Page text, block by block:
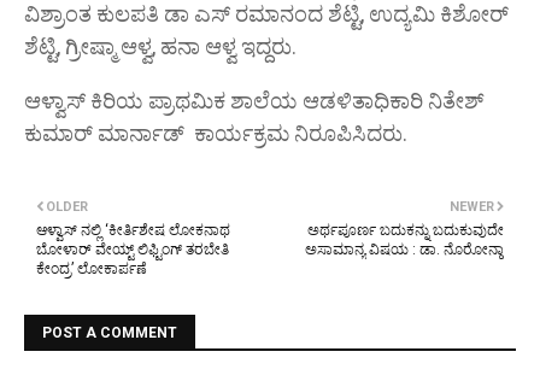
ವಿಶ್ರಾಂತ ಕುಲಪತಿ ಡಾ ಎಸ್ ರಮಾನಂದ ಶೆಟ್ಟಿ, ಉದ್ಯಮಿ ಕಿಶೋರ್
ಶೆಟ್ಟಿ, ಗ್ರೀಷ್ಮಾ ಆಳ್ವ, ಹನಾ ಆಳ್ವ ಇದ್ದರು.
ಆಳ್ವಾಸ್ ಕಿರಿಯ ಪ್ರಾಥಮಿಕ ಶಾಲೆಯ ಆಡಳಿತಾಧಿಕಾರಿ ನಿತೇಶ್
ಕುಮಾರ್ ಮಾರ್ನಾಡ್ ಕಾರ್ಯಕ್ರಮ ನಿರೂಪಿಸಿದರು.
NEWER
ಅರ್ಥಪೂರ್ಣ ಬದುಕನ್ನು ಬದುಕುವುದೇ
ಅಸಾಮಾನ್ಯ ವಿಷಯ : ಡಾ. ನೊರೋನ್ಹಾ
OLDER
ಆಳ್ವಾಸ್ ನಲ್ಲಿ ‘ಕೀರ್ತಿಶೇಷ ಲೋಕನಾಥ
ಬೋಳಾರ್ ವೇಯ್ಟ್ ಲಿಫ್ಟಿಂಗ್ ತರಬೇತಿ
ಕೇಂದ್ರ’ ಲೋಕಾರ್ಪಣೆ
POST A COMMENT